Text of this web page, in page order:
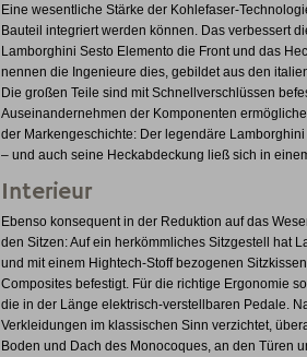
Eine wesentliche Stärke der Kohlefaser-
Bauteil integriert werden können. Das verbessert
Lamborghini Sesto Elemento die Front und das
nennen die Ingenieure dies, gebildet aus den
Die großen Teile sind mit Schnellverschlüssen
Auseinandernehmen der Komponenten
der Markengeschichte: Der legendäre
– und auch seine Heckabdeckung ließ sich in
Interieur
Ebenso konsequent in der Reduktion auf das
den Sitzen: Auf ein herkömmliches Sitzgestell hat
und mit einem Hightech-Stoff bezogenen
Composites befestigt. Für die richtige Ergonomie
die in der Länge elektrisch-verstellbaren Pedale.
Verkleidungen im klassischen Sinn verzichtet,
Boden und Dach des Monocoques, an den Türen